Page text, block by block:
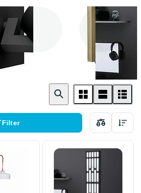
Lämplig för
badrum
Filter